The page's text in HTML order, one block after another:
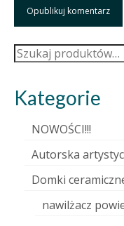
Szukaj:
Kategorie
NOWOŚCI!!!
Autorska
Domki
nawilżacz